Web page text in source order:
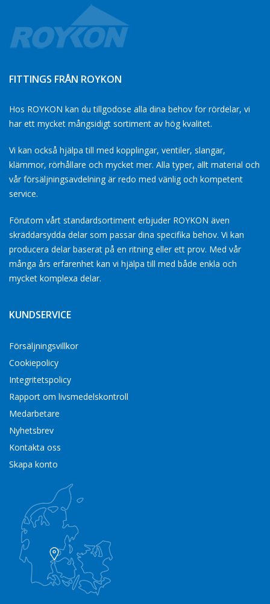
FITTINGS FRÅN ROYKON
Hos ROYKON kan du tillgodose alla dina behov for rördelar, vi
har ett mycket mångsidigt sortiment av hög kvalitet.
Vi kan också hjälpa till med kopplingar, ventiler, slangar,
klämmor, rörhållare och mycket mer. Alla typer, allt material och
vår försäljningsavdelning är redo med vänlig och kompetent
service.
Förutom vårt standardsortiment erbjuder ROYKON även
skräddarsydda delar som passar dina specifika behov. Vi kan
producera delar baserat på en ritning eller ett prov. Med vår
många års erfarenhet kan vi hjälpa till med både enkla och
mycket komplexa delar.
KUNDSERVICE
Försäljningsvillkor
Cookiepolicy
Integritetspolicy
Rapport om livsmedelskontroll
Medarbetare
Nyhetsbrev
Kontakta oss
Skapa konto